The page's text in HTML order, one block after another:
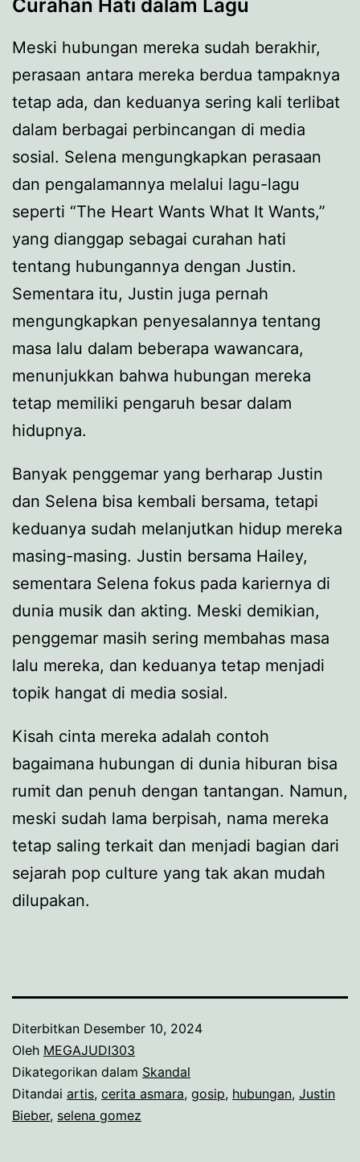
Curahan Hati dalam Lagu
Meski hubungan mereka sudah berakhir,
perasaan antara mereka berdua tampaknya
tetap ada, dan keduanya sering kali terlibat
dalam berbagai perbincangan di media
sosial. Selena mengungkapkan perasaan
dan pengalamannya melalui lagu-lagu
seperti “The Heart Wants What It Wants,”
yang dianggap sebagai curahan hati
tentang hubungannya dengan Justin.
Sementara itu, Justin juga pernah
mengungkapkan penyesalannya tentang
masa lalu dalam beberapa wawancara,
menunjukkan bahwa hubungan mereka
tetap memiliki pengaruh besar dalam
hidupnya.
Banyak penggemar yang berharap Justin
dan Selena bisa kembali bersama, tetapi
keduanya sudah melanjutkan hidup mereka
masing-masing. Justin bersama Hailey,
sementara Selena fokus pada kariernya di
dunia musik dan akting. Meski demikian,
penggemar masih sering membahas masa
lalu mereka, dan keduanya tetap menjadi
topik hangat di media sosial.
Kisah cinta mereka adalah contoh
bagaimana hubungan di dunia hiburan bisa
rumit dan penuh dengan tantangan. Namun,
meski sudah lama berpisah, nama mereka
tetap saling terkait dan menjadi bagian dari
sejarah pop culture yang tak akan mudah
dilupakan.
Diterbitkan Desember 10, 2024
Oleh MEGAJUDI303
Dikategorikan dalam Skandal
Ditandai artis, cerita asmara, gosip, hubungan, Justin
Bieber, selena gomez